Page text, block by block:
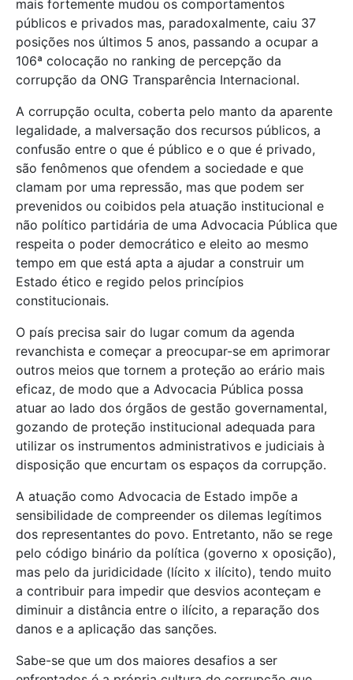
mais fortemente mudou os comportamentos
públicos e privados mas, paradoxalmente, caiu 37
posições nos últimos 5 anos, passando a ocupar a
106ª colocação no ranking de percepção da
corrupção da ONG Transparência Internacional.
A corrupção oculta, coberta pelo manto da aparente
legalidade, a malversação dos recursos públicos, a
confusão entre o que é público e o que é privado,
são fenômenos que ofendem a sociedade e que
clamam por uma repressão, mas que podem ser
prevenidos ou coibidos pela atuação institucional e
não político partidária de uma Advocacia Pública que
respeita o poder democrático e eleito ao mesmo
tempo em que está apta a ajudar a construir um
Estado ético e regido pelos princípios
constitucionais.
O país precisa sair do lugar comum da agenda
revanchista e começar a preocupar-se em aprimorar
outros meios que tornem a proteção ao erário mais
eficaz, de modo que a Advocacia Pública possa
atuar ao lado dos órgãos de gestão governamental,
gozando de proteção institucional adequada para
utilizar os instrumentos administrativos e judiciais à
disposição que encurtam os espaços da corrupção.
A atuação como Advocacia de Estado impõe a
sensibilidade de compreender os dilemas legítimos
dos representantes do povo. Entretanto, não se rege
pelo código binário da política (governo x oposição),
mas pelo da juridicidade (lícito x ilícito), tendo muito
a contribuir para impedir que desvios aconteçam e
diminuir a distância entre o ilícito, a reparação dos
danos e a aplicação das sanções.
Sabe-se que um dos maiores desafios a ser